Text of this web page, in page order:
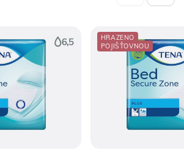
HRAZENO
POJIŠŤOVNOU